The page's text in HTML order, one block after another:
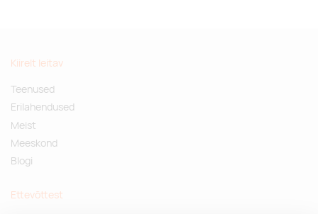
Kiirelt leitav
Teenused
Erilahendused
Meist
Meeskond
Blogi
Ettevõttest